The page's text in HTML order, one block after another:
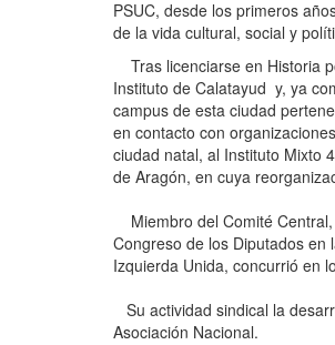
PSUC, desde los primeros
de la vida cultural, social y
Tras licenciarse en Historia
Instituto de Calatayud y, ya
campus de esta ciudad
en contacto con
ciudad natal, al Instituto Mixto
de Aragón, en cuya
Miembro del Comité Central,
Congreso de los Diputados en
Izquierda Unida, concurrió en
Su actividad sindical la
Asociación Nacional.